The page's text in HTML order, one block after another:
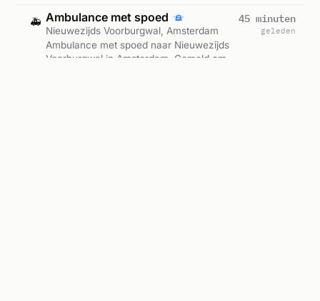
🚑 Ambulance met spoed
Nieuwezijds Voorburgwal, Amsterdam
Ambulance met spoed naar Nieuwezijds
Voorburgwal in Amsterdam. Gemeld om
45 minuten
geleden